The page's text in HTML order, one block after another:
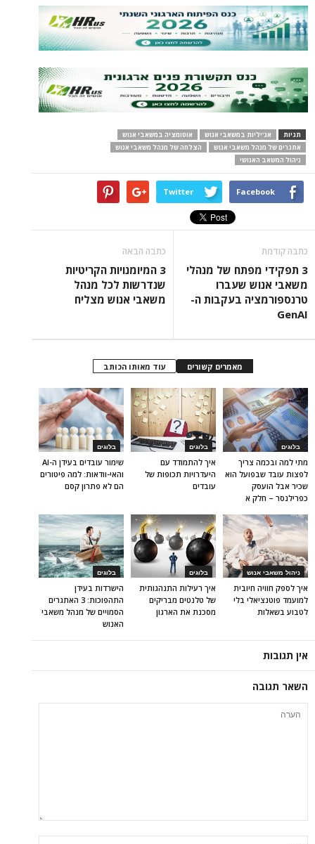
תגיות אג'יליות במשאבי אנוש
אוטומציה במשאבי אנוש
אתגרים של מנהל משאבי אנוש
הצלחה של מנהל משאבי אנוש
ניהול המשאב האנושי
Facebook
Twitter
כתבה קודמת
3 תפקידי מפתח של מנהלי
משאבי אנוש שעברו
טרנספורמציה בעקבות ה-
GenAI
כתבה הבאה
3 המיומנויות הקריטיות
שנדרשות לכל מנהל
משאבי אנוש מצליח
מאמרים קשורים עוד מאותו הכותב
בלוגים
שימור עובדים בעידן ה-AI
והאי-וודאות: למה פיטורים
הם לא פתרון קסם
בלוגים
איך להתמודד עם
היעדרויות תכופות של
עובדים
בלוגים
מתי למה ובכמה צריך
לפצות עובד שבפועל הוא
שכיר אבל הועסק
כפרילנסר – חלק א
בלוגים
הישרדות בעידן
התהפוכות: 3 האתגרים
הסמויים של מנהל משאבי
האנוש
בלוגים
איך רעילות התנהגותית
של טלנטים מבריקים
מסכנת את הארגון
ניהול משאבי אנוש
איך לספק חוויה חיובית
למועמד פוטנציאלי בלי
לטבוע בשאלות
אין תגובות
השאר תגובה